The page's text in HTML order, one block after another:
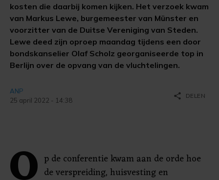
kosten die daarbij komen kijken. Het verzoek kwam
van Markus Lewe, burgemeester van Münster en
voorzitter van de Duitse Vereniging van Steden.
Lewe deed zijn oproep maandag tijdens een door
bondskanselier Olaf Scholz georganiseerde top in
Berlijn over de opvang van de vluchtelingen.
ANP
25 april 2022 - 14:38
share DELEN
p de conferentie kwam aan de orde hoe
de verspreiding, huisvesting en